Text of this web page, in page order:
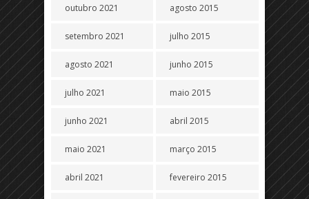
outubro 2021
setembro 2021
agosto 2021
julho 2021
junho 2021
maio 2021
abril 2021
agosto 2015
julho 2015
junho 2015
maio 2015
abril 2015
março 2015
fevereiro 2015